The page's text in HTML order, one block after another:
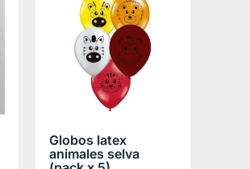
Globos latex
animales selva